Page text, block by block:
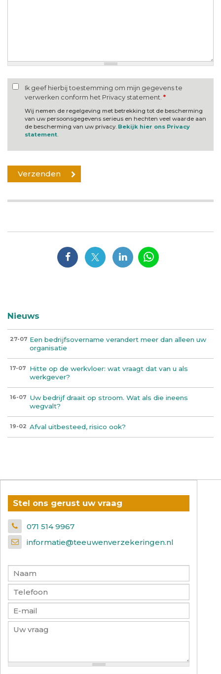
Ik geef hierbij toestemming om mijn gegevens te
verwerken conform het Privacy statement. *
Wij nemen de regelgeving met betrekking tot de bescherming
van uw persoonsgegevens serieus en hechten veel waarde aan
de bescherming van uw privacy. Bekijk hier ons Privacy
statement.
Nieuws
27-07 Een bedrijfsovername verandert meer dan alleen uw
organisatie
17-07
Hitte op de werkvloer: wat vraagt dat van u als
werkgever?
16-07
Uw bedrijf draait op stroom. Wat als die ineens
wegvalt?
19-02 Afval uitbesteed, risico ook?
Stel ons gerust uw vraag
071 514 9967
informatie@teeuwenverzekeringen.nl